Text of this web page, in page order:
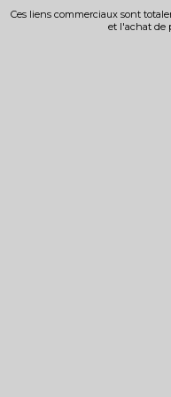
Ces liens commerciaux sont
et l'achat de